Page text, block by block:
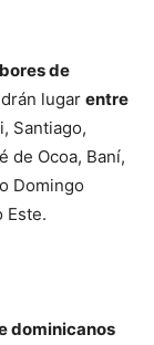
de
lugar entre
Santiago,
de Ocoa, Baní,
Domingo
Este.
dominicanos